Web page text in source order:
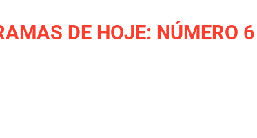
DE HOJE: NÚMERO 6